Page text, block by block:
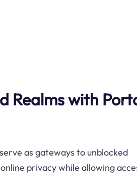
Realms with
as gateways to unblocked
privacy while allowing